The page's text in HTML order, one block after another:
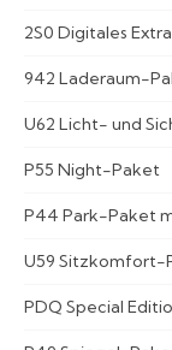
2S0 Digitales
942 Laderaum-
U62 Licht- und
P55 Night-Paket
P44 Park-Paket
U59 Sitzkomfort-
PDQ Special